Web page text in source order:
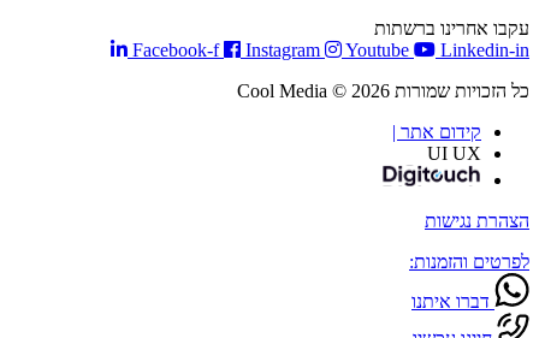
עקבו אחרינו ברשתות
Facebook-f
Instagram Youtube
Linkedin-in
כל הזכויות שמורות Cool Media © 2026
קידום אתר |
UI UX
הצהרת נגישות
לפרטים והזמנות:
דברו איתנו